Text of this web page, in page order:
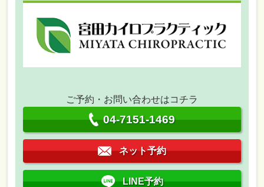
ご予約・お問い合わせはコチラ
04-7151-1469
ネット予約
LINE予約